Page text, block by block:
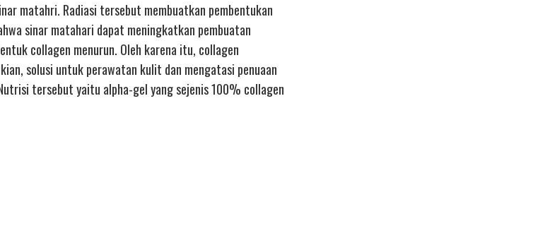
matahri. Radiasi tersebut membuatkan pembentukan
sinar matahari dapat meningkatkan pembuatan
collagen menurun. Oleh karena itu, collagen
solusi untuk perawatan kulit dan mengatasi penuaan
tersebut yaitu alpha-gel yang sejenis 100% collagen